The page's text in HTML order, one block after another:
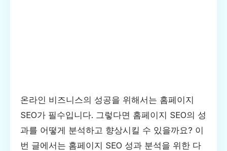
온라인 비즈니스의 성공을 위해서는 홈페이지
SEO가 필수입니다. 그렇다면 홈페이지 SEO의 성
과를 어떻게 분석하고 향상시킬 수 있을까요? 이
번 글에서는 홈페이지 SEO 성과 분석을 위한 다